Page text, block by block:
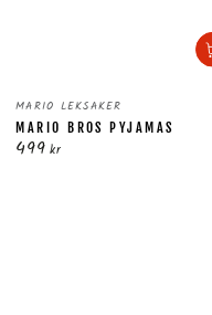
Säljare:
MARIO LEKSAKER
MARIO BROS PYJAMAS
Ordinarie
499 kr